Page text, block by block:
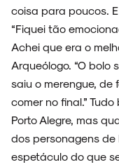
NOVIDADES
NOIZE RECORD CLUB
coisa para poucos.
“Fiquei tão
Achei que era o
Arqueólogo. “O bolo
saiu o merengue,
comer no final.”
Porto Alegre, mas
dos personagens
espetáculo do que